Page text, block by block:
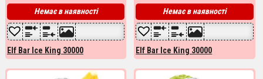
Немає в наявності
Elf Bar Ice King 30000
Немає в наявності
Elf Bar Ice King 30000